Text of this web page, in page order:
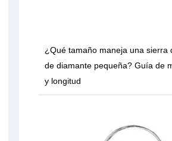
¿Qué tamaño maneja una sierra
de diamante pequeña? Guía de
y longitud